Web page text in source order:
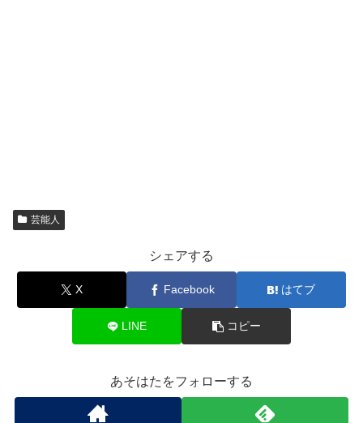
芸能人
シェアする
X Facebook はてブ
LINE コピー
あそはたをフォローする